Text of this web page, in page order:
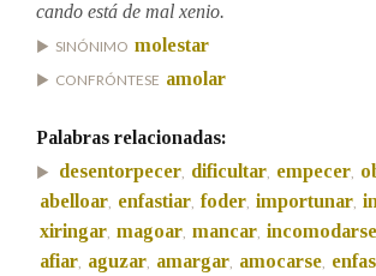
Nas definicións
Nos exemplos
Na fraseoloxía
cando está de mal xenio.
SINÓNIMO molestar
CONFRÓNTESE amolar
Palabras relacionadas:
desentorpecer, dificultar, empecer,
abelloar, enfastiar, foder, importunar,
xiringar, magoar, mancar, incomodarse
afiar, aguzar, amargar, amocarse,